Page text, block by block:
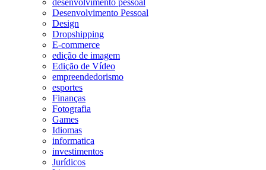
desenvolvimento pessoal
Desenvolvimento Pessoal
Design
Dropshipping
E-commerce
edição de imagem
Edição de Vídeo
empreendedorismo
esportes
Finanças
Fotografia
Games
Idiomas
informatica
investimentos
Jurídicos